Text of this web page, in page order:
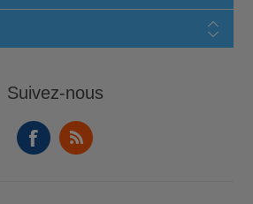
Suivez-nous